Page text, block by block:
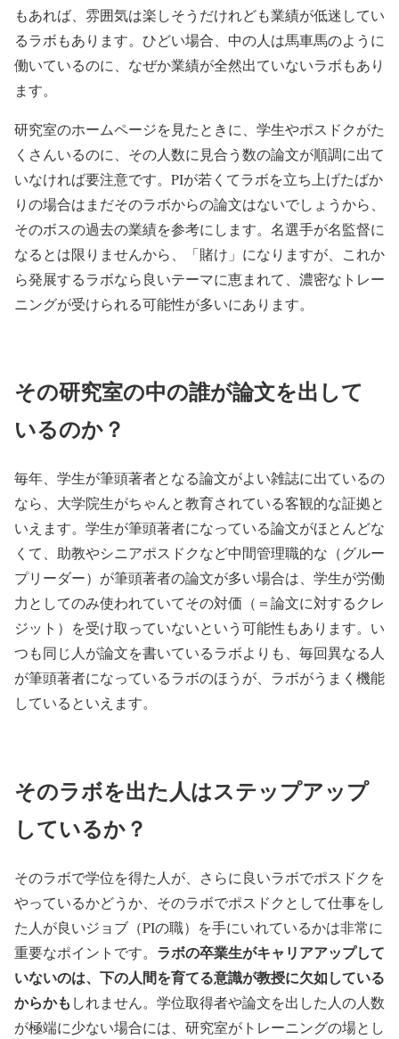
もあれば、雰囲気は楽しそうだけれども業績が低迷してい
るラボもあります。ひどい場合、中の人は馬車馬のように
働いているのに、なぜか業績が全然出ていないラボもあり
ます。
研究室のホームページを見たときに、学生やポスドクがた
くさんいるのに、その人数に見合う数の論文が順調に出て
いなければ要注意です。PIが若くてラボを立ち上げたばか
りの場合はまだそのラボからの論文はないでしょうから、
そのボスの過去の業績を参考にします。名選手が名監督に
なるとは限りませんから、「賭け」になりますが、これか
ら発展するラボなら良いテーマに恵まれて、濃密なトレー
ニングが受けられる可能性が多いにあります。
その研究室の中の誰が論文を出して
いるのか？
毎年、学生が筆頭著者となる論文がよい雑誌に出ているの
なら、大学院生がちゃんと教育されている客観的な証拠と
いえます。学生が筆頭著者になっている論文がほとんどな
くて、助教やシニアポスドクなど中間管理職的な（グルー
プリーダー）が筆頭著者の論文が多い場合は、学生が労働
力としてのみ使われていてその対価（＝論文に対するクレ
ジット）を受け取っていないという可能性もあります。い
つも同じ人が論文を書いているラボよりも、毎回異なる人
が筆頭著者になっているラボのほうが、ラボがうまく機能
しているといえます。
そのラボを出た人はステップアップ
しているか？
そのラボで学位を得た人が、さらに良いラボでポスドクを
やっているかどうか、そのラボでポスドクとして仕事をし
た人が良いジョブ（PIの職）を手にいれているかは非常に
重要なポイントです。 ラボの卒業生がキャリアアップして
いないのは、下の人間を育てる意識が教授に欠如している
からかも しれません。学位取得者や論文を出した人の人数
が極端に少ない場合には、研究室がトレーニングの場とし